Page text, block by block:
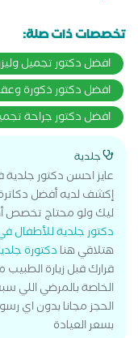
تخصصات ذات صلة:
افضل دكتور تجميل
افضل دكتور ذكورة
افضل دكتور جراحة
جلدية
عايز احسن دكتور
إكشف لديه أفضل
ليك ولو محتاج تخصص
دكتور جلدية
هتلاقي هنا دكتورة
قرارك قبل زيارة
الخاصة بالمرضي اللي
الحجز مجانا بدون اي
بسعر العيادة